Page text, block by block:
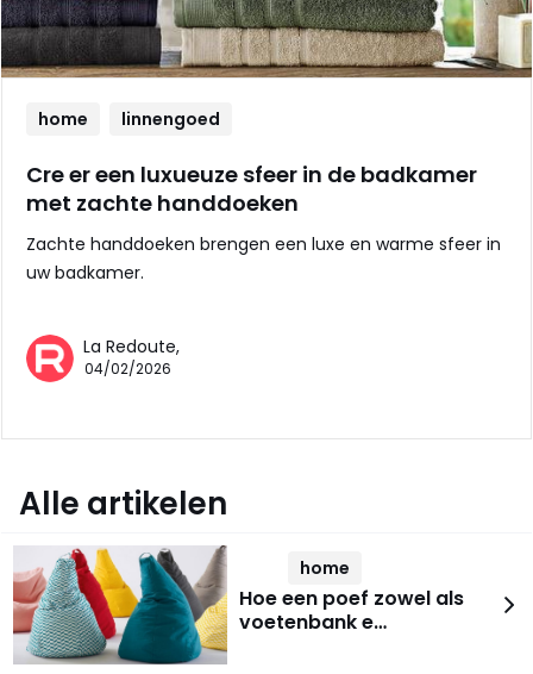
home linnengoed
Cre er een luxueuze sfeer in de badkamer
met zachte handdoeken
Zachte handdoeken brengen een luxe en warme sfeer in
uw badkamer.
La Redoute,
04/02/2026
Alle artikelen
home
Hoe een poef zowel als
voetenbank e…